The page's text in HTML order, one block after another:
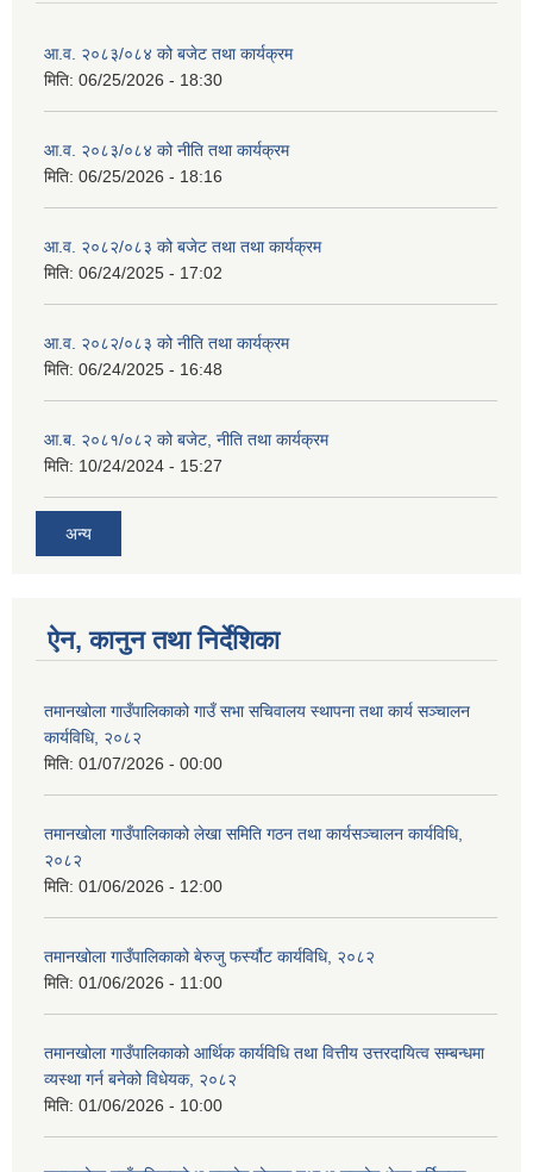
आ.व. २०८३/०८४ को बजेट तथा कार्यक्रम
मिति: 06/25/2026 - 18:30
आ.व. २०८३/०८४ को नीति तथा कार्यक्रम
मिति: 06/25/2026 - 18:16
आ.व. २०८२/०८३ को बजेट तथा तथा कार्यक्रम
मिति: 06/24/2025 - 17:02
आ.व. २०८२/०८३ को नीति तथा कार्यक्रम
मिति: 06/24/2025 - 16:48
आ.ब. २०८१/०८२ को बजेट, नीति तथा कार्यक्रम
मिति: 10/24/2024 - 15:27
अन्य
ऐन, कानुन तथा निर्देशिका
तमानखोला गाउँपालिकाको गाउँ सभा सचिवालय स्थापना तथा कार्य सञ्चालन
कार्यविधि, २०८२
मिति: 01/07/2026 - 00:00
तमानखोला गाउँपालिकाको लेखा समिति गठन तथा कार्यसञ्चालन कार्यविधि,
२०८२
मिति: 01/06/2026 - 12:00
तमानखोला गाउँपालिकाको बेरुजु फर्स्यौट कार्यविधि, २०८२
मिति: 01/06/2026 - 11:00
तमानखोला गाउँपालिकाको आर्थिक कार्यविधि तथा वित्तीय उत्तरदायित्व सम्बन्धमा
व्यस्था गर्न बनेको विधेयक, २०८२
मिति: 01/06/2026 - 10:00